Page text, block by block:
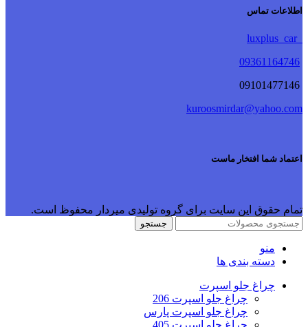
اطلاعات تماس
09361164746
kuroosmirdar@yahoo.com
اعتماد شما افتخار ماست
تمام حقوق این سایت برای گروه تولیدی میردار محفوظ است.
جستجو
منو
دسته بندی ها
چراغ جلو اسپرت
چراغ جلو اسپرت 206
چراغ جلو اسپرت پارس
چراغ جلو اسپرت 405